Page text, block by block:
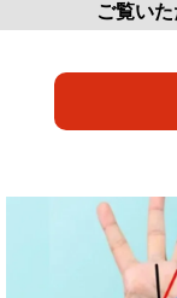
ご覧い